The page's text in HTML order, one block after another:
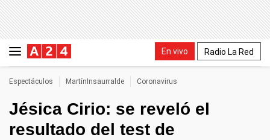
En vivo Radio La Red
Espectáculos MartínInsaurralde Coronavirus
Jésica Cirio: se reveló el
resultado del test de